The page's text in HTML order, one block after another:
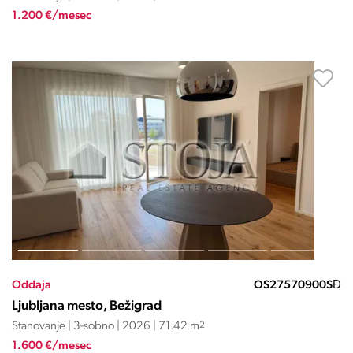
1.200 €/mesec
Oddaja OS27570900SĐ
Ljubljana mesto, Bežigrad
Stanovanje | 3-sobno | 2026 | 71.42 m2
1.600 €/mesec